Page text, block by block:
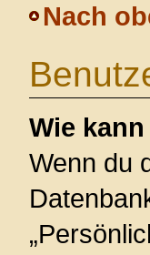
Nach
Wie
Wenn du